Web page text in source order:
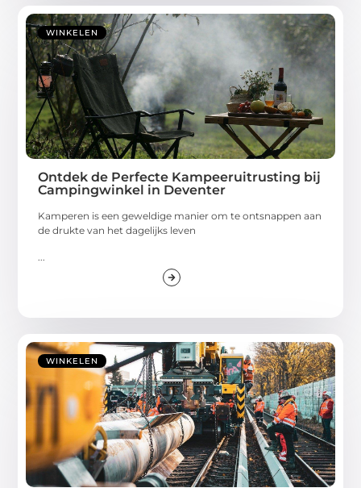
WINKELEN
Ontdek de Perfecte Kampeeruitrusting bij
Campingwinkel in Deventer
Kamperen is een geweldige manier om te ontsnappen aan
de drukte van het dagelijks leven
WINKELEN